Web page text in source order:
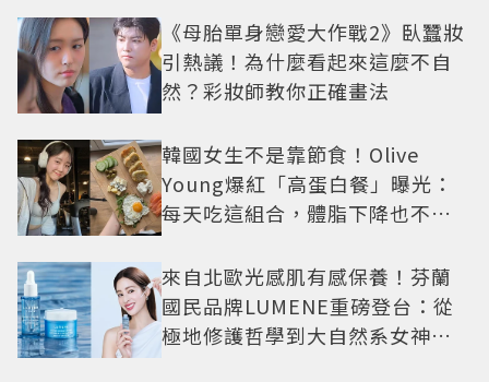
《母胎單身戀愛大作戰2》臥蠶妝
引熱議！為什麼看起來這麼不自
然？彩妝師教你正確畫法
韓國女生不是靠節食！Olive
Young爆紅「高蛋白餐」曝光：
每天吃這組合，體脂下降也不怕
來自北歐光感肌有感保養！芬蘭
國民品牌LUMENE重磅登台：從
極地修護哲學到大自然系女神莫